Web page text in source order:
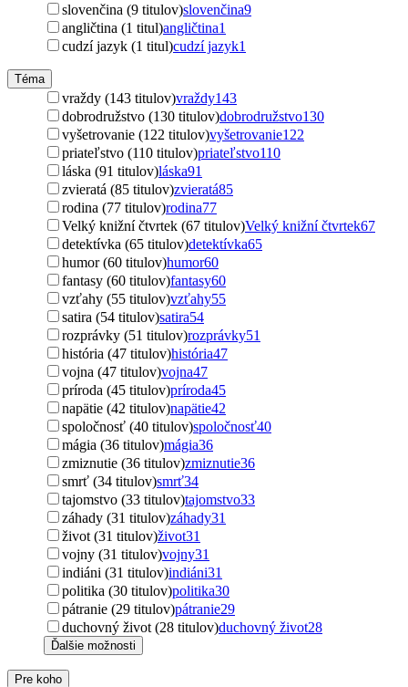
slovenčina (9 titulov)slovenčina9
angličtina (1 titul)angličtina1
cudzí jazyk (1 titul)cudzí jazyk1
Téma
vraždy (143 titulov)vraždy143
dobrodružstvo (130 titulov)dobrodružstvo130
vyšetrovanie (122 titulov)vyšetrovanie122
priateľstvo (110 titulov)priateľstvo110
láska (91 titulov)láska91
zvieratá (85 titulov)zvieratá85
rodina (77 titulov)rodina77
Velký knižní čtvrtek (67 titulov)Velký knižní čtvrtek67
detektívka (65 titulov)detektívka65
humor (60 titulov)humor60
fantasy (60 titulov)fantasy60
vzťahy (55 titulov)vzťahy55
satira (54 titulov)satira54
rozprávky (51 titulov)rozprávky51
história (47 titulov)história47
vojna (47 titulov)vojna47
príroda (45 titulov)príroda45
napätie (42 titulov)napätie42
spoločnosť (40 titulov)spoločnosť40
mágia (36 titulov)mágia36
zmiznutie (36 titulov)zmiznutie36
smrť (34 titulov)smrť34
tajomstvo (33 titulov)tajomstvo33
záhady (31 titulov)záhady31
život (31 titulov)život31
vojny (31 titulov)vojny31
indiáni (31 titulov)indiáni31
politika (30 titulov)politika30
pátranie (29 titulov)pátranie29
duchovný život (28 titulov)duchovný život28
Ďalšie možnosti
Pre koho